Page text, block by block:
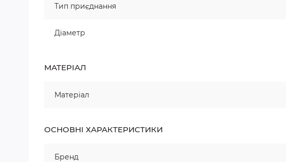
Тип приєднання
Діаметр
МАТЕРІАЛ
Матеріал
ОСНОВНІ ХАРАКТЕРИСТИКИ
Бренд